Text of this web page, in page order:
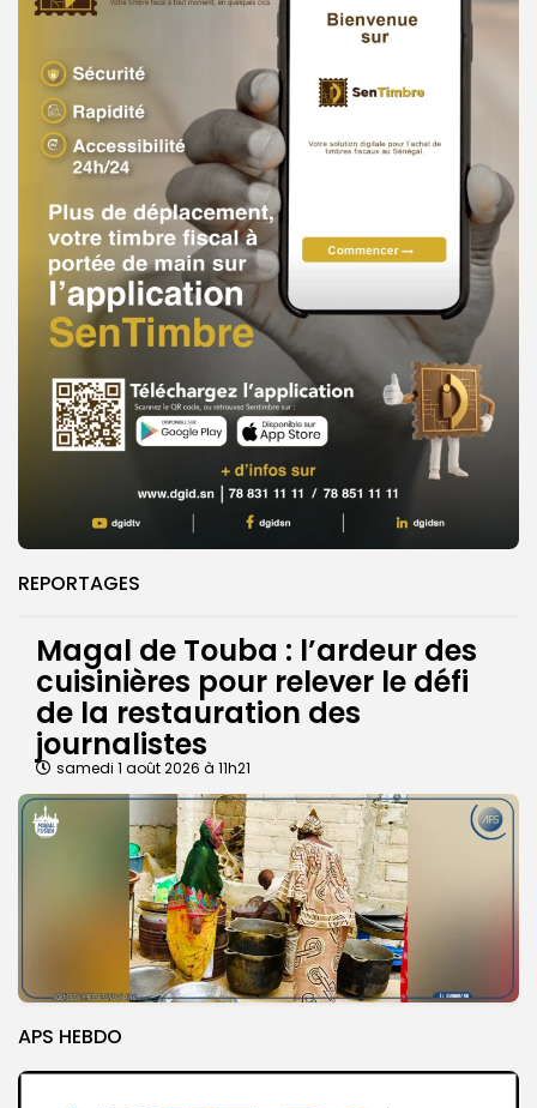
REPORTAGES
Magal de Touba : l’ardeur des
cuisinières pour relever le défi
de la restauration des
journalistes
samedi 1 août 2026 à 11h21
APS HEBDO